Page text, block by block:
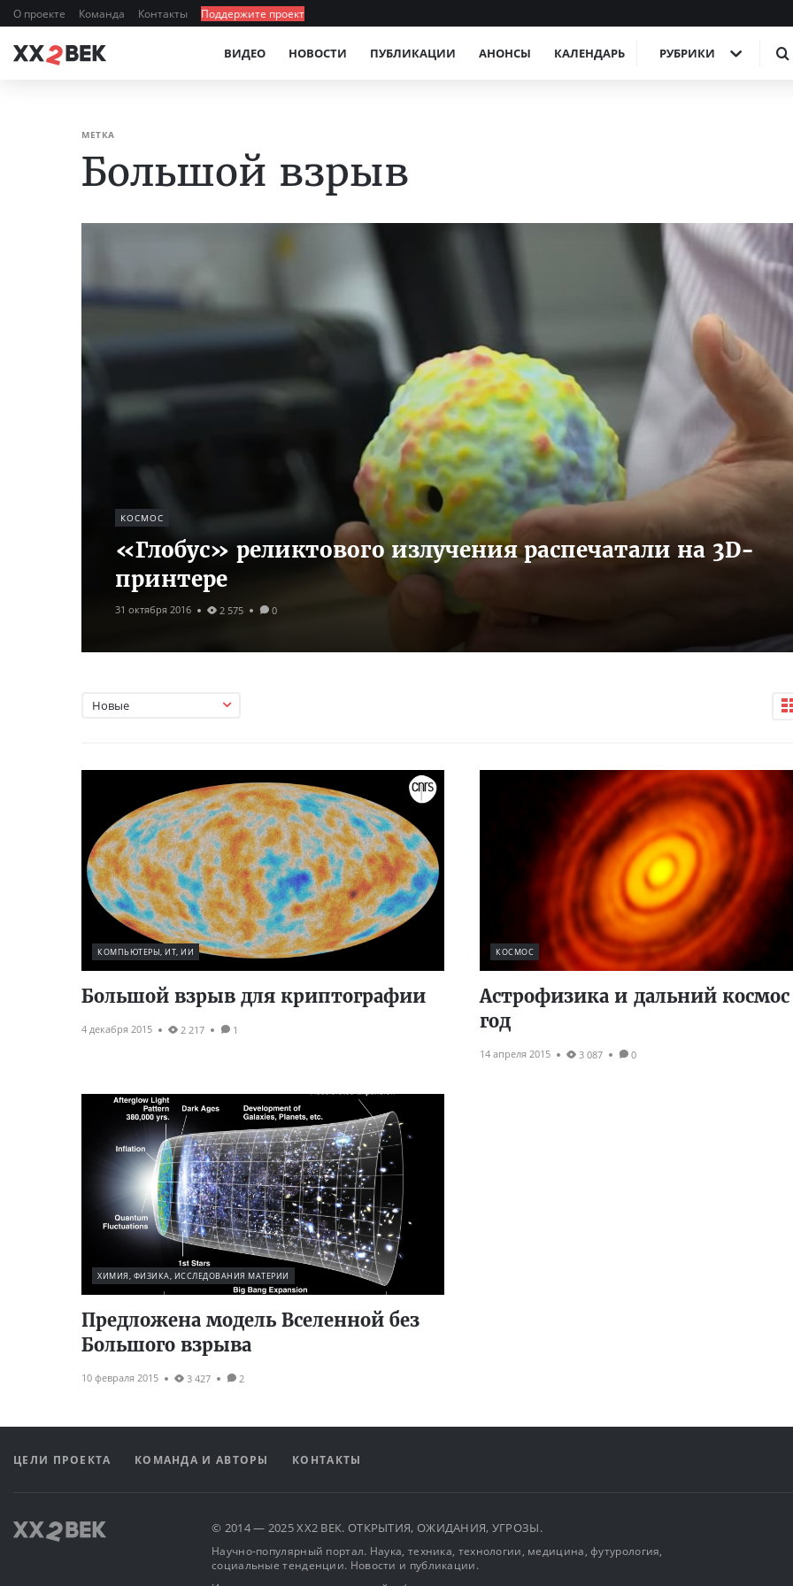
О проекте Команда Контакты Поддержите проект
ВИДЕО НОВОСТИ ПУБЛИКАЦИИ АНОНСЫ КАЛЕНДАРЬ РУБРИКИ
МЕТКА
Большой взрыв
КОСМОС
«Глобус» реликтового излучения распечатали на 3D-
принтере
31 октября 2016 2 575 0
Новые
КОМПЬЮТЕРЫ, ИТ, ИИ
Большой взрыв для криптографии
4 декабря 2015 2 217 1
КОСМОС
Астрофизика и дальний космос
год
14 апреля 2015 3 087 0
ХИМИЯ, ФИЗИКА, ИССЛЕДОВАНИЯ МАТЕРИИ
Предложена модель Вселенной без
Большого взрыва
10 февраля 2015 3 427 2
ЦЕЛИ ПРОЕКТА КОМАНДА И АВТОРЫ КОНТАКТЫ
© 2014 — 2025 XX2 ВЕК. ОТКРЫТИЯ, ОЖИДАНИЯ, УГРОЗЫ.
Научно-популярный портал. Наука, техника, технологии, медицина, футурология,
социальные тенденции. Новости и публикации.